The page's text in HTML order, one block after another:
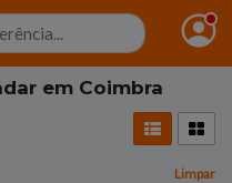
em Coimbra
Limpar